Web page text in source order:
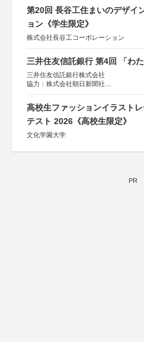
第20回 長谷工住まいのデザイ
ョン《学生限定》
株式会社長谷工コーポレーション
三井住友信託銀行 第4回 「わた
三井住友信託銀行株式会社
協力：株式会社朝日新聞社
高校生ファッションイラスト
テスト 2026《高校生限定》
文化学園大学
PR